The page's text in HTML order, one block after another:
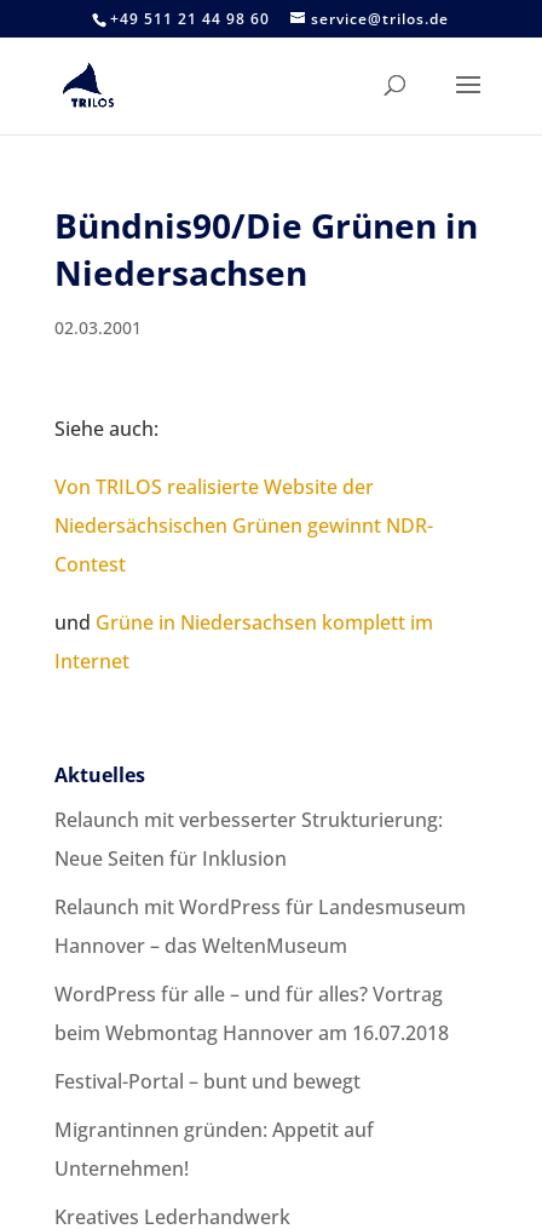
+49 511 21 44 98 60 service@trilos.de
Bündnis90/Die Grünen in
Niedersachsen
02.03.2001
Siehe auch:
Von TRILOS realisierte Website der
Niedersächsischen Grünen gewinnt NDR-
Contest
und Grüne in Niedersachsen komplett im
Internet
Aktuelles
Relaunch mit verbesserter Strukturierung:
Neue Seiten für Inklusion
Relaunch mit WordPress für Landesmuseum
Hannover – das WeltenMuseum
WordPress für alle – und für alles? Vortrag
beim Webmontag Hannover am 16.07.2018
Festival-Portal – bunt und bewegt
Migrantinnen gründen: Appetit auf
Unternehmen!
Kreatives Lederhandwerk